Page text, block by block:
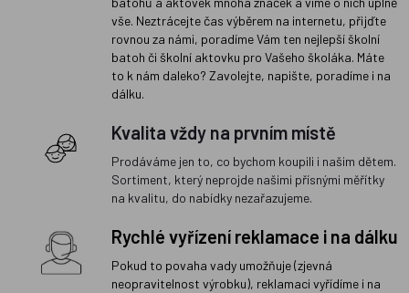
vše. Neztrácejte čas výběrem na internetu, přijďte
rovnou za námi, poradíme Vám ten nejlepší školní
batoh či školní aktovku pro Vašeho školáka. Máte
to k nám daleko? Zavolejte, napište, poradíme i na
dálku.
Kvalita vždy na prvním místě
Prodáváme jen to, co bychom koupili i našim dětem.
Sortiment, který neprojde našimi přísnými měřítky
na kvalitu, do nabídky nezařazujeme.
Rychlé vyřízení reklamace i na dálku
Pokud to povaha vady umožňuje (zjevná
neopravitelnost výrobku), reklamaci vyřídíme i na